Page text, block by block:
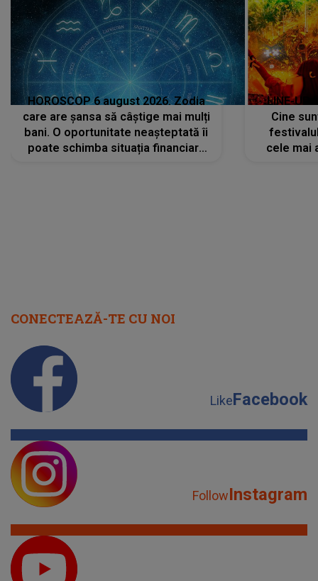
HOROSCOP 6 august 2026. Zodia
care are șansa să câștige mai mulți
bani. O oportunitate neașteptată îi
poate schimba situația financiară
LINE-UP
Cine
cele mai
CONECTEAZĂ-TE CU NOI
LikeFacebook
FollowInstagram